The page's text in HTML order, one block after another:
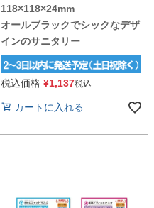
118×118×24mm
オールブラックでシックなデザ
インのサニタリー
税込価格 ¥1,137税込
カートに入れる